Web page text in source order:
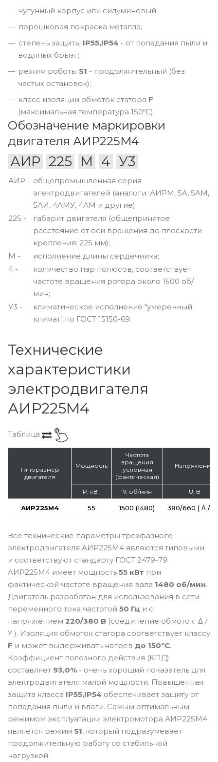
чугунный корпус или силуминевый;
порошковая покраска металла;
степень защиты IP55,IP54 - от попадания пыли и
водяных брызг;
режим роботы S1 - продолжительный (без
частых остановок);
класс изоляции обмоток статора F
(максимальная температура 150ºС).
Обозначение маркировки
двигателя АИР225M4
АИР 225 М 4 У3
АИР - общепромышленная серия
электродвигателей (аналоги: АИРМ, 5А, 5АМ,
5АИ, 4АМУ, 4АМ и другие);
225 -
габарит двигателя (общепринятое
расстояние от оси вращения до плоскости
крепления: 225 мм);
М -
исполнение длины сердечника;
4 -
количество пар полюсов, соответствует
частоте вращения ротора около 1500 об/
мин;
У3 -
климатическое исполнение "умеренный
климат" по ГОСТ 15150-69.
Технические
характеристики
электродвигателя
АИР225M4
Таблица
Типоразмер
двигателя
Мощность
Частота
вращения
условная
(фактическая)
Напряжение
P, кВт ν, об/мин U, В
АИР225M4 55 1500 (1480) 380/660 ( Δ / Y
Все технические параметры трехфазного
электродвигателя АИР225M4 являются типовыми
и соответствуют стандарту ГОСТ 2479-79.
АИР225M4 имеет мощность 55 кВт при
фактической частоте вращения вала 1480 об/мин.
Двигатель разработан для использования в сети
переменного тока частотой 50 Гц и с
напряжением 220/380 В (соединение обмоток Δ /
Y ). Изоляция обмоток статора соответствует классу
F и может выдерживать нагрев до 150ºС.
Коэффициент полезного действия (КПД)
составляет 93,0% - очень хороший показатель для
электродвигателя малой мощности. Повышенная
защита класса IP55,IP54 обеспечивает защиту от
попадания пыли и влаги. Самым оптимальным
режимом эксплуатации электромотора АИР225M4
является режим S1, который подразумевает
продолжительную работу со стабильной
нагрузкой.